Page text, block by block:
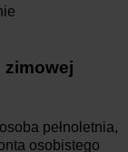
zimowej
pełnoletnia,
osobistego